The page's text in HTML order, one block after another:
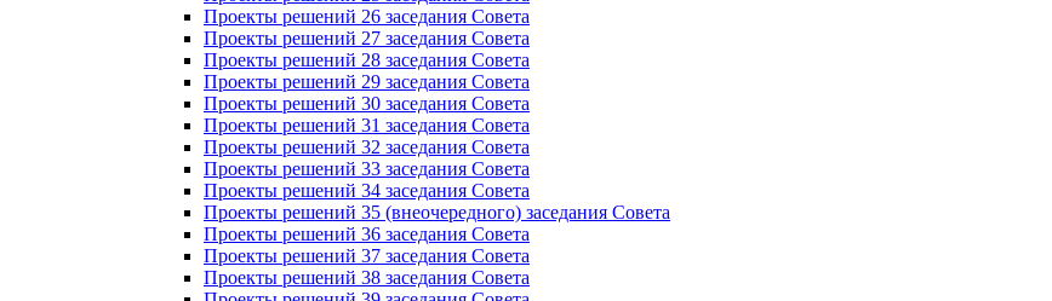
Проекты решений 26 заседания Совета
Проекты решений 27 заседания Совета
Проекты решений 28 заседания Совета
Проекты решений 29 заседания Совета
Проекты решений 30 заседания Совета
Проекты решений 31 заседания Совета
Проекты решений 32 заседания Совета
Проекты решений 33 заседания Совета
Проекты решений 34 заседания Совета
Проекты решений 35 (внеочередного) заседания Совета
Проекты решений 36 заседания Совета
Проекты решений 37 заседания Совета
Проекты решений 38 заседания Совета